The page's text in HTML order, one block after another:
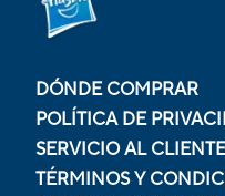
DÓNDE COMPRAR
POLÍTICA DE
SERVICIO AL CLIENTE
TÉRMINOS Y